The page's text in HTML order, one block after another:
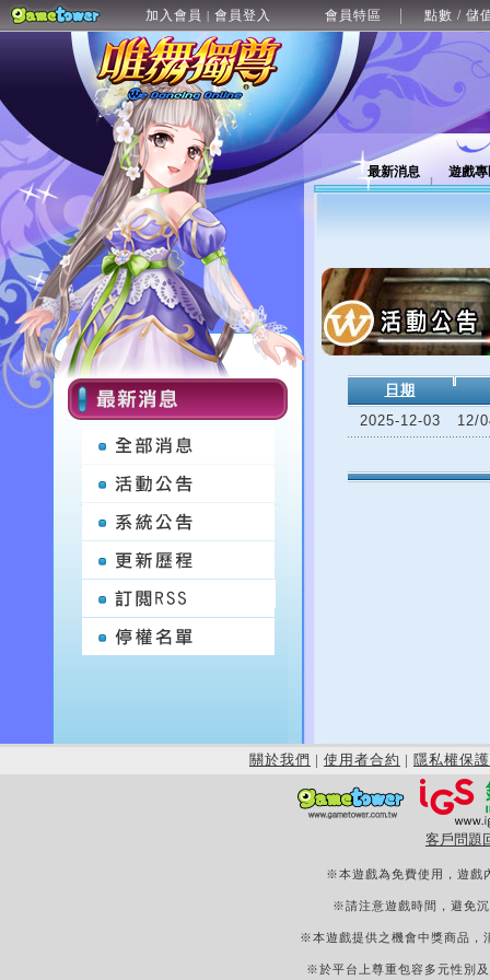
加入會員 | 會員登入 會員特區 點數 / 儲
最新消息 遊戲
日期
2025-12-03
12/
關於我們 | 使用者合約 | 隱私權保護
客戶問題
※本遊戲為免費使用，遊戲
※請注意遊戲時間，避免
※本遊戲提供之機會中獎商品，
※於平台上尊重包容多元性別